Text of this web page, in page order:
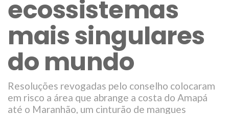
ecossistemas
mais singulares
do mundo
Resoluções revogadas pelo conselho colocaram
em risco a área que abrange a costa do Amapá
até o Maranhão, um cinturão de mangues